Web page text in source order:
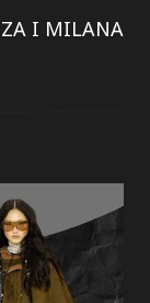
I MILANA